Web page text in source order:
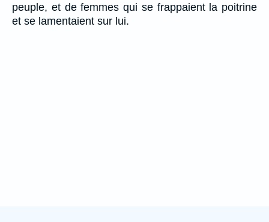
peuple, et de femmes qui se frappaient la poitrine
et se lamentaient sur lui.